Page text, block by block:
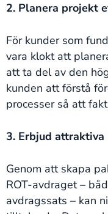
2. Planera projekt
För kunder som
vara klokt att
att ta del av den
kunden att förstå
processer så att
3. Erbjud
Genom att skapa
ROT-avdraget –
avdragssats – kan